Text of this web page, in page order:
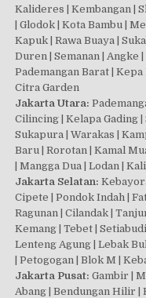
Kalideres | Kembangan |
| Glodok | Kota Bambu |
Kapuk | Rawa Buaya |
Duren | Semanan | Angke
Pademangan Barat |
Citra Garden
Jakarta Utara:
Cilincing | Kelapa Gading
Sukapura | Warakas |
Baru | Rorotan | Kamal
| Mangga Dua | Lodan |
Jakarta Selatan:
Cipete | Pondok Indah |
Ragunan | Cilandak |
Kemang | Tebet |
Lenteng Agung | Lebak
| Petogogan | Blok M |
Jakarta Pusat: Gambir |
Abang | Bendungan Hilir |